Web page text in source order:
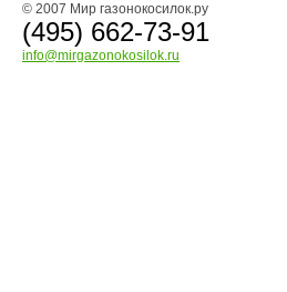
© 2007 Мир газонокосилок.ру
(495) 662-73-91
info@mirgazonokosilok.ru